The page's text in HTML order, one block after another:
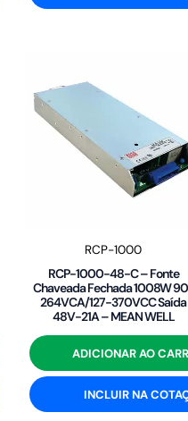
RCP-1000
RCP-1000-48-C – Fonte
Chaveada Fechada 1008W
264VCA/127-370VCC Saída
48V-21A – MEAN WELL
ADICIONAR AO
INCLUIR NA